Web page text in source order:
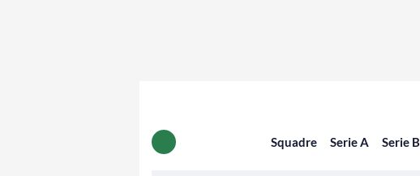
Squadre Serie A Serie B